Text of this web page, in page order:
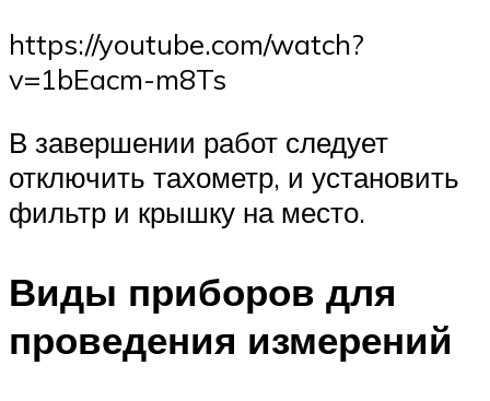
https://youtube.com/watch?
v=1bEacm-m8Ts
В завершении работ следует
отключить тахометр, и установить
фильтр и крышку на место.
Виды приборов для
проведения измерений